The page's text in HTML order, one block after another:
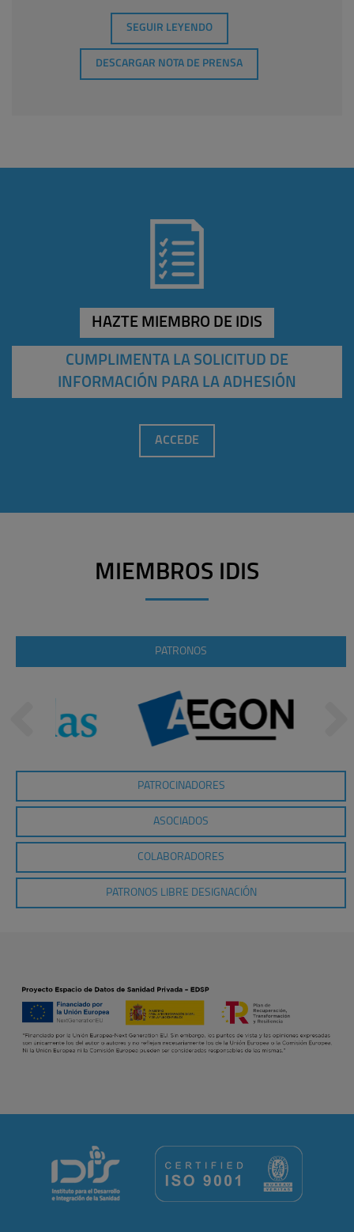
SEGUIR LEYENDO
DESCARGAR NOTA DE PRENSA
HAZTE MIEMBRO DE IDIS
CUMPLIMENTA LA SOLICITUD DE
INFORMACIÓN PARA LA ADHESIÓN
ACCEDE
MIEMBROS IDIS
PATRONOS
PATROCINADORES
ASOCIADOS
COLABORADORES
PATRONOS LIBRE DESIGNACIÓN